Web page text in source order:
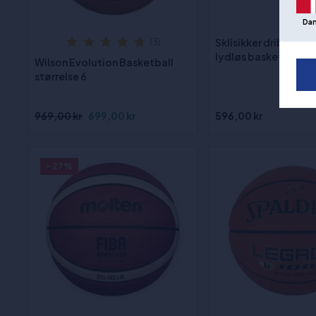
Wilson Evolution Basketball
størrelse 6
969,00 kr 699,00 kr
Sklisikker
lydløs basketball
596,00 kr